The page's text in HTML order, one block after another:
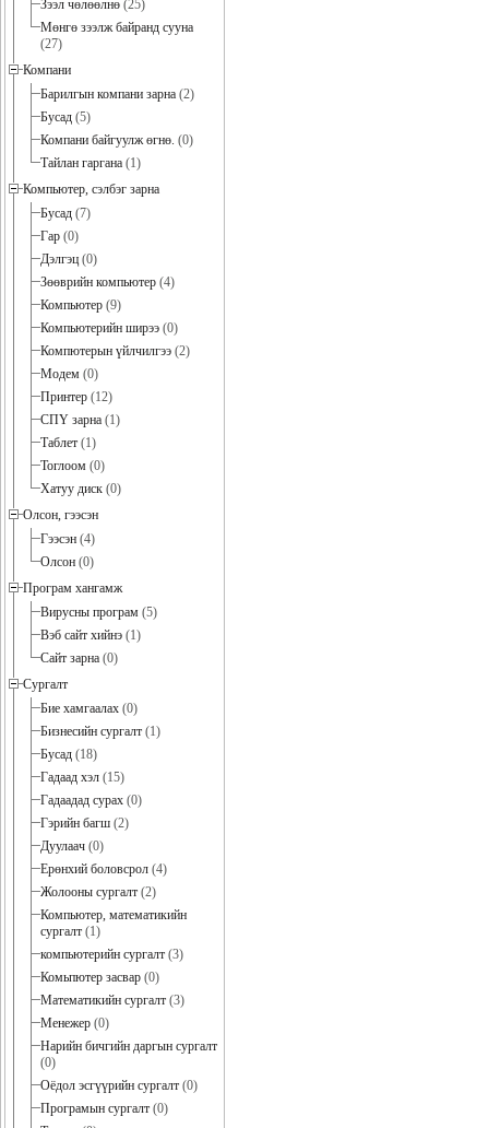
Зээл чөлөөлнө (25)
Мөнгө зээлж байранд сууна
(27)
Компани
Барилгын компани зарна (2)
Бусад (5)
Компани байгуулж өгнө. (0)
Тайлан гаргана (1)
Компьютер, сэлбэг зарна
Бусад (7)
Гар (0)
Дэлгэц (0)
Зөөврийн компьютер (4)
Компьютер (9)
Компьютерийн ширээ (0)
Компютерын үйлчилгээ (2)
Модем (0)
Принтер (12)
СПҮ зарна (1)
Таблет (1)
Тоглоом (0)
Хатуу диск (0)
Олсон, гээсэн
Гээсэн (4)
Олсон (0)
Програм хангамж
Вирусны програм (5)
Вэб сайт хийнэ (1)
Сайт зарна (0)
Сургалт
Бие хамгаалах (0)
Бизнесийн сургалт (1)
Бусад (18)
Гадаад хэл (15)
Гадаадад сурах (0)
Гэрийн багш (2)
Дуулаач (0)
Ерөнхий боловсрол (4)
Жолооны сургалт (2)
Компьютер, математикийн
сургалт (1)
компьютерийн сургалт (3)
Комьпютер засвар (0)
Математикийн сургалт (3)
Менежер (0)
Нарийн бичгийн даргын сургалт
(0)
Оёдол эсгүүрийн сургалт (0)
Програмын сургалт (0)